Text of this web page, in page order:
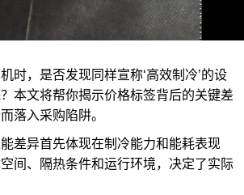
时，是否发现同样宣称‘高效制冷’的设
本文将帮你揭示价格标签背后的关键差
落入采购陷阱。
差异首先体现在制冷能力和能耗表现
空间、隔热条件和运行环境，决定了实际